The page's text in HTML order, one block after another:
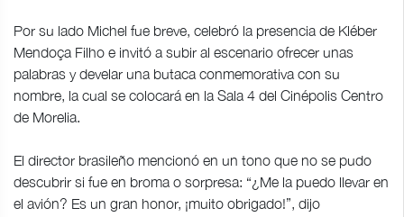
Por su lado Michel fue breve, celebró la presencia de Kléber
Mendoça Filho e invitó a subir al escenario ofrecer unas
palabras y develar una butaca conmemorativa con su
nombre, la cual se colocará en la Sala 4 del Cinépolis Centro
de Morelia.
El director brasileño mencionó en un tono que no se pudo
descubrir si fue en broma o sorpresa: “¿Me la puedo llevar en
el avión? Es un gran honor, ¡muito obrigado!”, dijo